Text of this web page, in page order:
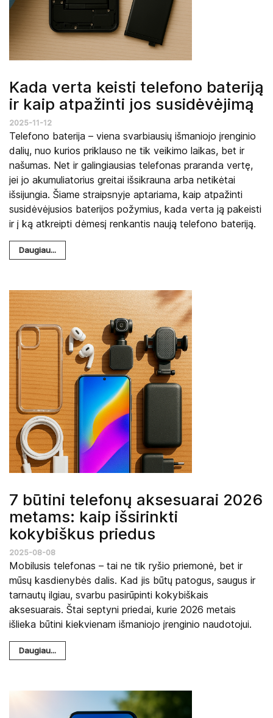
Kada verta keisti telefono bateriją
ir kaip atpažinti jos susidėvėjimą
2025-11-12
Telefono baterija – viena svarbiausių išmaniojo įrenginio
dalių, nuo kurios priklauso ne tik veikimo laikas, bet ir
našumas. Net ir galingiausias telefonas praranda vertę,
jei jo akumuliatorius greitai išsikrauna arba netikėtai
išsijungia. Šiame straipsnyje aptariama, kaip atpažinti
susidėvėjusios baterijos požymius, kada verta ją pakeisti
ir į ką atkreipti dėmesį renkantis naują telefono bateriją.
Daugiau...
7 būtini telefonų aksesuarai 2026
metams: kaip išsirinkti
kokybiškus priedus
2025-08-08
Mobilusis telefonas – tai ne tik ryšio priemonė, bet ir
mūsų kasdienybės dalis. Kad jis būtų patogus, saugus ir
tarnautų ilgiau, svarbu pasirūpinti kokybiškais
aksesuarais. Štai septyni priedai, kurie 2026 metais
išlieka būtini kiekvienam išmaniojo įrenginio naudotojui.
Daugiau...